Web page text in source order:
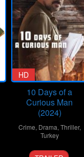
HD
10 Days of a
Curious Man
(2024)
Crime, Drama, Thriller,
Turkey
6
Uluç